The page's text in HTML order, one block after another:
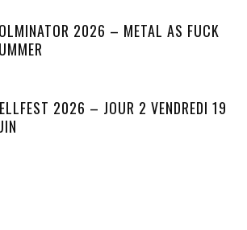
2026 – METAL AS FUCK
2026 – JOUR 2 VENDREDI 19